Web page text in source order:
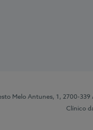
Melo Antunes, 1, 2700-
Clínico